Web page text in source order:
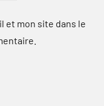
et mon site dans le